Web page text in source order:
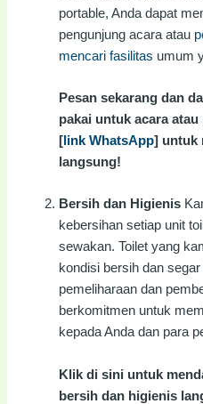
portable, Anda dapat
pengunjung acara atau
mencari fasilitas umum
Pesan sekarang dan
pakai untuk acara
[ link WhatsApp] untuk
langsung!
Bersih dan Higienis
kebersihan setiap unit
sewakan. Toilet yang
kondisi bersih dan
pemeliharaan dan
berkomitmen untuk
kepada Anda dan para
Klik di sini untuk
bersih dan higienis